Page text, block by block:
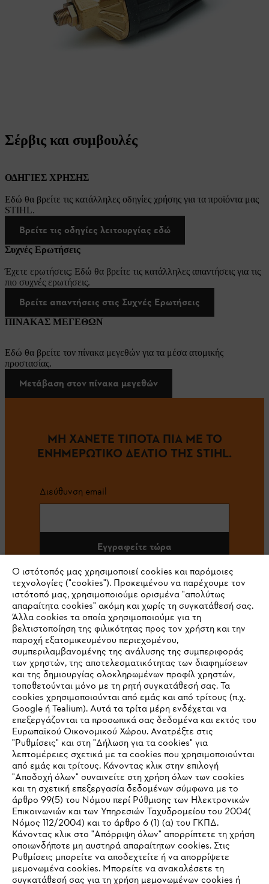
Σέρβις και συμβουλές
ΟΔΗΓΙΕΣ ΧΡΗΣΗΣ
Εδώ θα βρείτε τις κατάλληλες οδηγίες χρήσης για τα προϊόντα μας
STIHL.
Βρείτε τις οδηγίες λειτουργίας εδώ
Συχνές Ερωτήσεις
Έχετε ερωτήσεις; Εδώ θα βρείτε τις κατάλληλες απαντήσεις για τις
πιο συχνές ερωτήσεις.
Βρείτε απαντήσεις στις Συχνές Ερωτήσεις
ΠΙΝΑΚΑΣ ΜΕΓΕΘΩΝ
Εδώ θα βρείτε τον πίνακα μεγεθών για τα μέσα ατομικής
προστασίας.
Μετάβαση στον πίνακα μεγεθών
ΜΗ ΧΑΝΕΤΕ ΤΙΠΟΤΑ ΠΙΑ ΜΕ ΤΟ
ΕΝΗΜΕΡΩΤΙΚΟ ΔΕΛΤΙΟ ΤΗΣ STIHL.
Διεύθυνση email
Εγγραφείτε τώρα
#STIHL
Εταιρεία
STIHL Συχνές ερωτήσεις
Service
Πολιτική απορρήτου Νομικό κείμενο Cookies
IHR BROWSER WIRD NICHT
UNTERSTÜTZT
Sie nutzen einen Browser, den wir noch nicht unterstützen. Für
Ο ιστότοπός μας χρησιμοποιεί cookies και παρόμοιες
τεχνολογίες ("cookies"). Προκειμένου να παρέχουμε τον
ιστότοπό μας, χρησιμοποιούμε ορισμένα "απολύτως
απαραίτητα cookies" ακόμη και χωρίς τη συγκατάθεσή σας.
Άλλα cookies τα οποία χρησιμοποιούμε για τη
βελτιστοποίηση της φιλικότητας προς τον χρήστη και την
παροχή εξατομικευμένου περιεχομένου,
συμπεριλαμβανομένης της ανάλυσης της συμπεριφοράς
των χρηστών, της αποτελεσματικότητας των διαφημίσεων
και της δημιουργίας ολοκληρωμένων προφίλ χρηστών,
τοποθετούνται μόνο με τη ρητή συγκατάθεσή σας. Τα
cookies χρησιμοποιούνται από εμάς και από τρίτους (π.χ.
Google ή Tealium). Αυτά τα τρίτα μέρη ενδέχεται να
επεξεργάζονται τα προσωπικά σας δεδομένα και εκτός του
Ευρωπαϊκού Οικονομικού Χώρου. Ανατρέξτε στις
"Ρυθμίσεις" και στη "Δήλωση για τα cookies" για
λεπτομέρειες σχετικά με τα cookies που χρησιμοποιούνται
από εμάς και τρίτους. Κάνοντας κλικ στην επιλογή
"Αποδοχή όλων" συναινείτε στη χρήση όλων των cookies
και τη σχετική επεξεργασία δεδομένων σύμφωνα με το
άρθρο 99(5) του Νόμου περί Ρύθμισης των Ηλεκτρονικών
Επικοινωνιών και των Υπηρεσιών Ταχυδρομείου του 2004(
Νόμος 112/2004) και το άρθρο 6 (1) (α) του ΓΚΠΔ.
Κάνοντας κλικ στο "Απόρριψη όλων" απορρίπτετε τη χρήση
οποιωνδήποτε μη αυστηρά απαραίτητων cookies. Στις
Ρυθμίσεις μπορείτε να αποδεχτείτε ή να απορρίψετε
μεμονωμένα cookies. Μπορείτε να ανακαλέσετε τη
συγκατάθεσή σας για τη χρήση μεμονωμένων cookies ή